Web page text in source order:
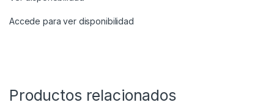
Accede para ver disponibilidad
Productos relacionados